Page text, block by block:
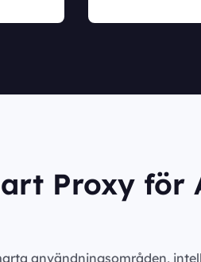
Proxy för
användningsområden,